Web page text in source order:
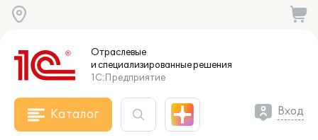
Отраслевые
и специализированныерешения
1С:Предприятие
Каталог Вход